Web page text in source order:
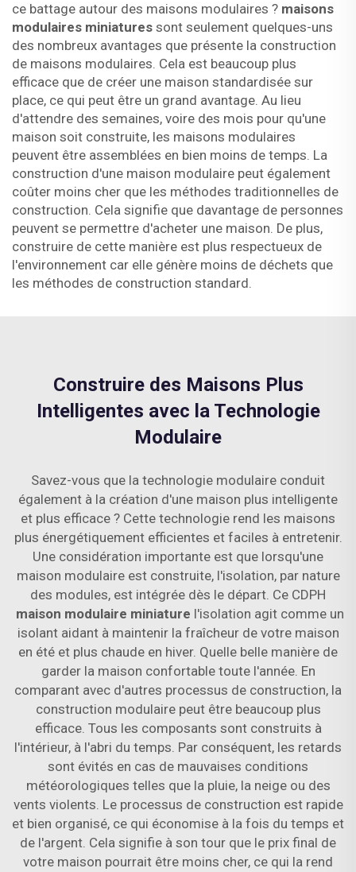
ce battage autour des maisons modulaires ? maisons
modulaires miniatures sont seulement quelques-uns
des nombreux avantages que présente la construction
de maisons modulaires. Cela est beaucoup plus
efficace que de créer une maison standardisée sur
place, ce qui peut être un grand avantage. Au lieu
d'attendre des semaines, voire des mois pour qu'une
maison soit construite, les maisons modulaires
peuvent être assemblées en bien moins de temps. La
construction d'une maison modulaire peut également
coûter moins cher que les méthodes traditionnelles de
construction. Cela signifie que davantage de personnes
peuvent se permettre d'acheter une maison. De plus,
construire de cette manière est plus respectueux de
l'environnement car elle génère moins de déchets que
les méthodes de construction standard.
Construire des Maisons Plus
Intelligentes avec la Technologie
Modulaire
Savez-vous que la technologie modulaire conduit
également à la création d'une maison plus intelligente
et plus efficace ? Cette technologie rend les maisons
plus énergétiquement efficientes et faciles à entretenir.
Une considération importante est que lorsqu'une
maison modulaire est construite, l'isolation, par nature
des modules, est intégrée dès le départ. Ce CDPH
maison modulaire miniature l'isolation agit comme un
isolant aidant à maintenir la fraîcheur de votre maison
en été et plus chaude en hiver. Quelle belle manière de
garder la maison confortable toute l'année. En
comparant avec d'autres processus de construction, la
construction modulaire peut être beaucoup plus
efficace. Tous les composants sont construits à
l'intérieur, à l'abri du temps. Par conséquent, les retards
sont évités en cas de mauvaises conditions
météorologiques telles que la pluie, la neige ou des
vents violents. Le processus de construction est rapide
et bien organisé, ce qui économise à la fois du temps et
de l'argent. Cela signifie à son tour que le prix final de
votre maison pourrait être moins cher, ce qui la rend